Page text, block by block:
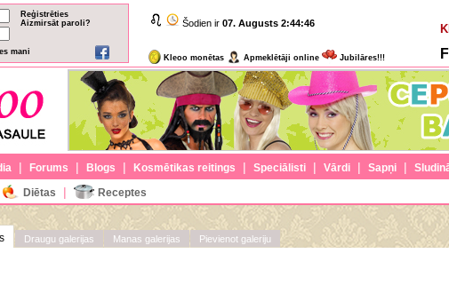
Reģistrēties
Aizmirsāt paroli?
mani
Šodien ir 07. Augusts 2:44:46
Kleoo monētas Apmeklētāji online Jubilāres!!!
| Forums | Blogs | Kosmētikas reitings | Speciālisti | Vārdi | Sapņi |
Diētas | Receptes
Draugu galerijas Manas galerijas Pievienot galeriju